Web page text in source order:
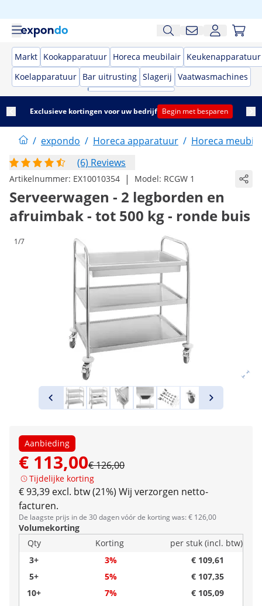
Markt Kookapparatuur Horeca meubilair Keukenapparatuur
Koelapparatuur Bar uitrusting Slagerij Vaatwasmachines
Exclusieve kortingen voor uw bedrijf Begin met besparen
/ expondo / Horeca apparatuur / Horeca
(6) Reviews
Artikelnummer: EX10010354 | Model: RCGW 1
Serveerwagen - 2 legborden en
afruimbak - tot 500 kg - ronde buis
1/7
Aanbieding
€ 113,00€ 126,00
Tijdelijke korting
€ 93,39 excl. btw (21%) Wij verzorgen netto-
facturen.
De laagste prijs in de 30 dagen vóór de korting was: € 126,00
Volumekorting
Qty
Korting
per stuk (incl. btw)
3+
3%
€ 109,61
5+
5%
€ 107,35
10+
7% € 105,09